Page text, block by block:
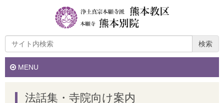
検索
MENU
法話集・寺院向け案内